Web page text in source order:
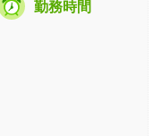
勤務時間